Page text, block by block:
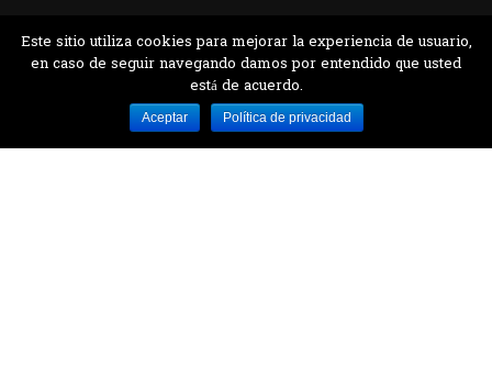
Desarrollado por MJTEC.
Este sitio utiliza cookies para mejorar la experiencia de usuario,
en caso de seguir navegando damos por entendido que usted
está de acuerdo.
Aceptar Política de privacidad